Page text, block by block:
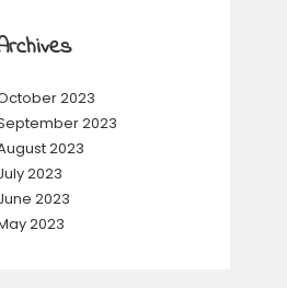
2023
2023
2023
2023
2023
2023